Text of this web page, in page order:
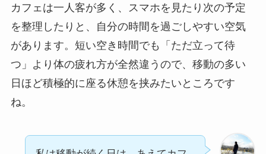
カフェは一人客が多く、スマホを見たり次の予定
を整理したりと、自分の時間を過ごしやすい空気
があります。短い空き時間でも「ただ立って待
つ」より体の疲れ方が全然違うので、移動の多い
日ほど積極的に座る休憩を挟みたいところです
ね。